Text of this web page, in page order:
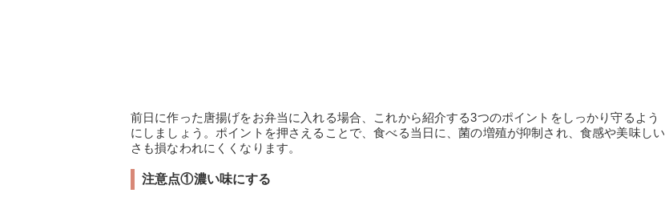
前日に作った唐揚げをお弁当に入れる場合、これから紹介する3つのポイントをしっかり守るよう
にしましょう。ポイントを押さえることで、食べる当日に、菌の増殖が抑制され、食感や美味しい
さも損なわれにくくなります。
注意点①濃い味にする